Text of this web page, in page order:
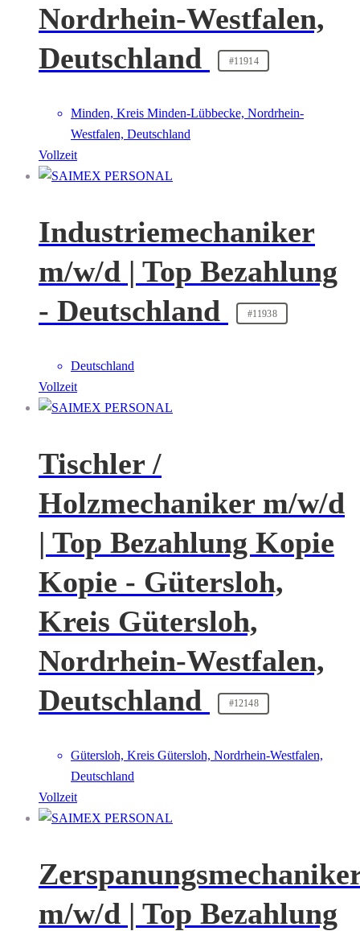
Nordrhein-Westfalen,
Deutschland
#11914
Minden, Kreis Minden-Lübbecke, Nordrhein-
Westfalen, Deutschland
Vollzeit
Industriemechaniker
m/w/d | Top Bezahlung
- Deutschland
#11938
Deutschland
Vollzeit
Tischler /
Holzmechaniker m/w/d
| Top Bezahlung Kopie
Kopie - Gütersloh,
Kreis Gütersloh,
Nordrhein-Westfalen,
Deutschland
#12148
Gütersloh, Kreis Gütersloh, Nordrhein-Westfalen,
Deutschland
Vollzeit
m/w/d | Top Bezahlung